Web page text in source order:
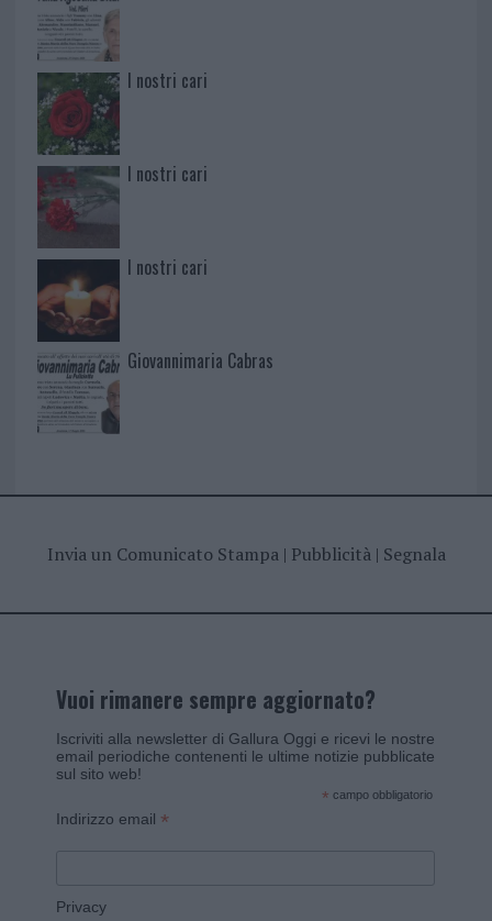
I nostri cari
I nostri cari
I nostri cari
Giovannimaria Cabras
Invia un Comunicato Stampa| Pubblicità| Segnala
Vuoi rimanere sempre aggiornato?
Iscriviti alla newsletter di Gallura Oggi e ricevi le nostre
email periodiche contenenti le ultime notizie pubblicate
sul sito web!
* campo obbligatorio
Indirizzo email *
Privacy